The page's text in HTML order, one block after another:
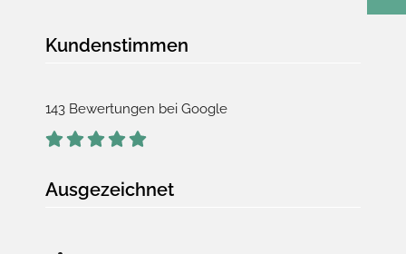
Kundenstimmen
143 Bewertungen bei Google
Ausgezeichnet